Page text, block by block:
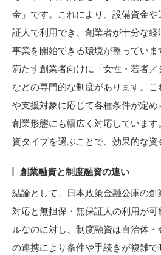
金」です。これにより、設備資金
証人で利用でき、創業者が十分な経
事業を開始できる環境が整ってい
満たす創業者向けに「女性・若者／
などの専門的な制度があります。
や支援対象に応じて各種条件が定
創業形態にも幅広く対応していま
資タイプを選ぶことで、効果的な資
創業融資と制度融資の違い
結論として、日本政策金融公庫の
対応と無担保・無保証人の利用が
ルなのに対し、制度融資は自治体
の連携により条件や手続きが複雑